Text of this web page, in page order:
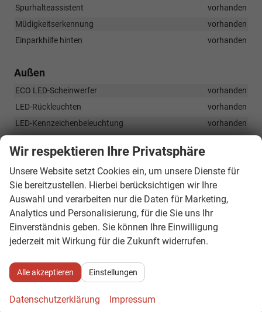
Spurhalteassistent
vorhanden
Müdigkeitserkennung
vorhanden
Einparkhilfe hinten
vorhanden
Außen
ECO LED-Scheinwerfer
vorhanden
LED-Rückleuchten
vorhanden
LED-Kennzeichenbeleuchtung
vorhanden
Schwarze Dachreling
Elektrisch verstellbare Außenspiegel
vorhanden
Räder & Technik
16 Zoll Alufelgen, "Style"
Optionale Extras
Pakete
PST
Ablagen-Paket:
Wir respektieren Ihre Privatsphäre
Unsere Website setzt Cookies ein, um unsere Dienste für
Sie bereitzustellen. Hierbei berücksichtigen wir Ihre
Auswahl und verarbeiten nur die Daten für Marketing,
Analytics und Personalisierung, für die Sie uns Ihr
Einverständnis geben. Sie können Ihre Einwilligung
jederzeit mit Wirkung für die Zukunft widerrufen.
Alle akzeptieren Einstellungen
Datenschutzerklärung Impressum